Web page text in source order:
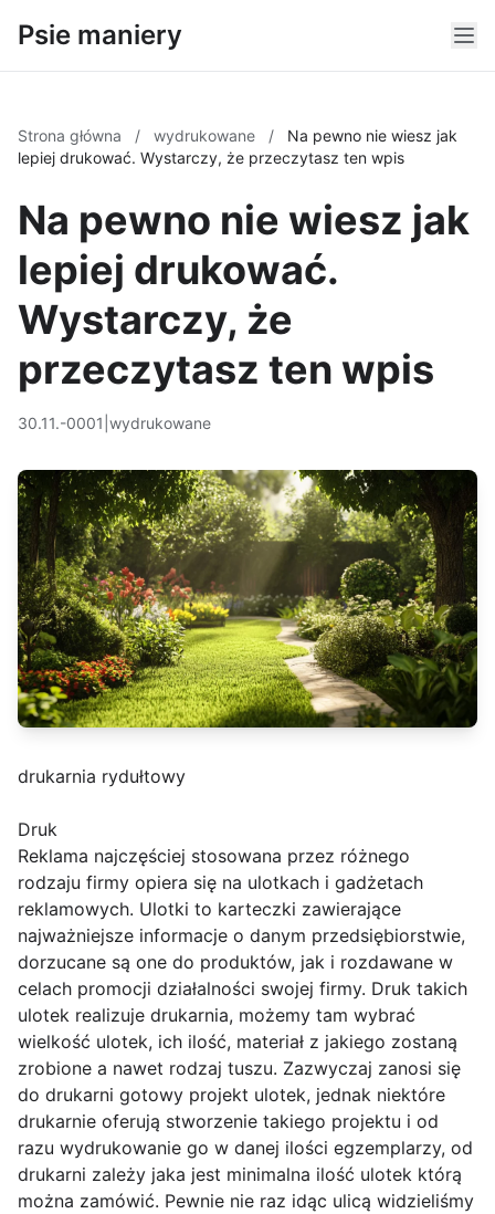
Psie maniery
Strona główna / wydrukowane /
Na pewno nie wiesz jak
lepiej drukować. Wystarczy, że przeczytasz ten wpis
Na pewno nie wiesz jak
lepiej drukować.
Wystarczy, że
przeczytasz ten wpis
30.11.-0001 wydrukowane
drukarnia rydułtowy
Druk
Reklama najczęściej stosowana przez różnego
rodzaju firmy opiera się na ulotkach i gadżetach
reklamowych. Ulotki to karteczki zawierające
najważniejsze informacje o danym przedsiębiorstwie,
dorzucane są one do produktów, jak i rozdawane w
celach promocji działalności swojej firmy. Druk takich
ulotek realizuje drukarnia, możemy tam wybrać
wielkość ulotek, ich ilość, materiał z jakiego zostaną
zrobione a nawet rodzaj tuszu. Zazwyczaj zanosi się
do drukarni gotowy projekt ulotek, jednak niektóre
drukarnie oferują stworzenie takiego projektu i od
razu wydrukowanie go w danej ilości egzemplarzy, od
drukarni zależy jaka jest minimalna ilość ulotek którą
można zamówić. Pewnie nie raz idąc ulicą widzieliśmy